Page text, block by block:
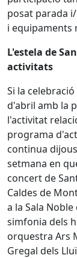
posat parada
i equipaments
L'estela de
activitats
Si la
d'abril amb la
l'activitat
programa
continua
setmana en
concert de
Caldes de
a la Sala
simfonia dels
orquestra Ars
Gregal dels